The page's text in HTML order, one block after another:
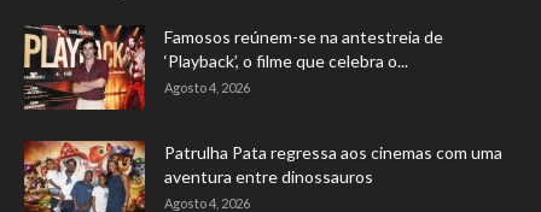
Famosos reúnem-se na antestreia de
‘Playback’, o filme que celebra o...
Agosto 4, 2026
Patrulha Pata regressa aos cinemas com uma
aventura entre dinossauros
Agosto 4, 2026